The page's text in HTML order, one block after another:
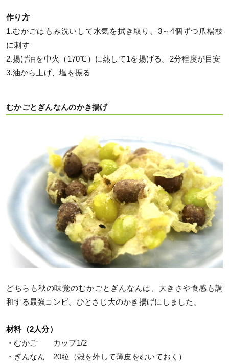
作り方
1.むかごはもみ洗いして水気を拭き取り、3～4個ずつ爪楊枝
に刺す
2.揚げ油を中火（170℃）に熱して1を揚げる。2分程度が目安
3.油から上げ、塩を振る
むかごとぎんなんのかき揚げ
どちらも秋の味覚のむかごとぎんなんは、大きさや食感も調
和する最強コンビ。ひとさじ大のかき揚げにしました。
材料（2人分）
・むかご カップ1/2
・ぎんなん 20粒（殻を外して薄皮をむいておく）